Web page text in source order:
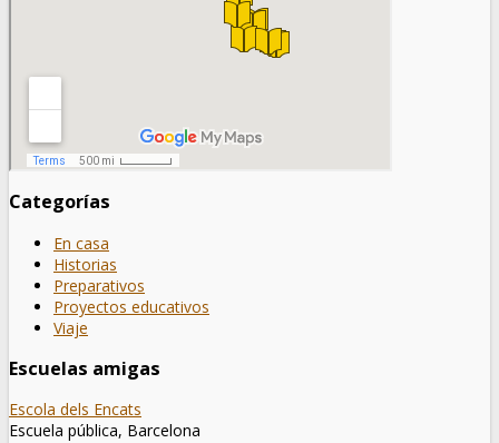
Categorías
En casa
Historias
Preparativos
Proyectos educativos
Viaje
Escuelas amigas
Escola dels Encats
Escuela pública, Barcelona